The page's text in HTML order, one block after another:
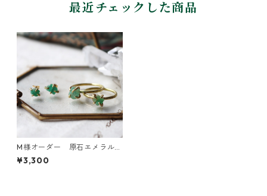
最近チェックした商品
M様オーダー 原石エメラルド
のリング
¥3,300